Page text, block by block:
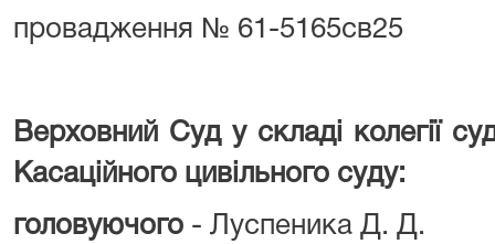
провадження № 61-5165св25
Верховний Суд у складі колегії
Касаційного цивільного суду:
головуючого - Луспеника Д. Д.